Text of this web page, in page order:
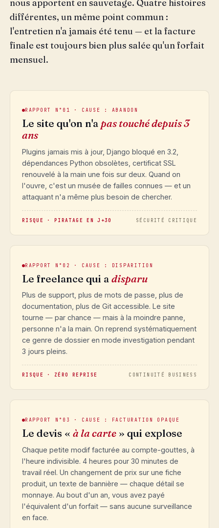
nous apportent en sauvetage. Quatre histoires
différentes, un même point commun :
l'entretien n'a jamais été tenu — et la facture
finale est toujours bien plus salée qu'un forfait
mensuel.
RAPPORT N°01 · CAUSE : ABANDON
Le site qu'on n'a pas touché depuis 3
ans
Plugins jamais mis à jour, Django bloqué en 3.2,
dépendances Python obsolètes, certificat SSL
renouvelé à la main une fois sur deux. Quand on
l'ouvre, c'est un musée de failles connues — et un
attaquant n'a même plus besoin de chercher.
RISQUE · PIRATAGE EN J+30 SÉCURITÉ CRITIQUE
RAPPORT N°02 · CAUSE : DISPARITION
Le freelance qui a disparu
Plus de support, plus de mots de passe, plus de
documentation, plus de Git accessible. Le site
tourne — par chance — mais à la moindre panne,
personne n'a la main. On reprend systématiquement
ce genre de dossier en mode investigation pendant
3 jours pleins.
RISQUE · ZÉRO REPRISE CONTINUITÉ BUSINESS
RAPPORT N°03 · CAUSE : FACTURATION OPAQUE
Le devis « à la carte » qui explose
Chaque petite modif facturée au compte-gouttes, à
l'heure indivisible. 4 heures pour 30 minutes de
travail réel. Un changement de prix sur une fiche
produit, un texte de bannière — chaque détail se
monnaye. Au bout d'un an, vous avez payé
l'équivalent d'un forfait — sans aucune surveillance
en face.